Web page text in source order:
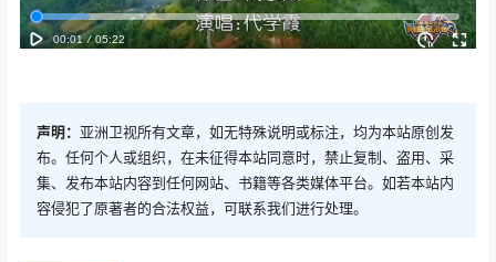
声明： 亚洲卫视所有文章，如无特殊说明或标注，均为本站原创发
布。任何个人或组织，在未征得本站同意时，禁止复制、盗用、采
集、发布本站内容到任何网站、书籍等各类媒体平台。如若本站内
容侵犯了原著者的合法权益，可联系我们进行处理。